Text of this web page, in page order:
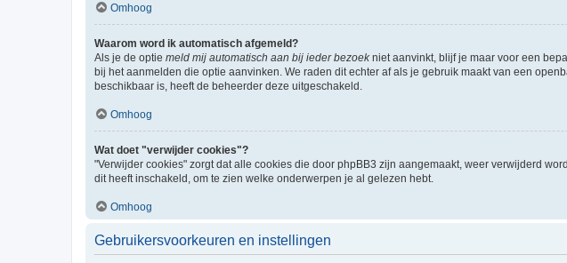
Omhoog
Waarom word ik automatisch afgemeld?
Als je de optie meld mij automatisch aan bij ieder bezoekniet aanvinkt, blijf je maar voor een
bij het aanmelden die optie aanvinken. We raden dit echter af als je gebruik maakt van een
beschikbaar is, heeft de beheerder deze uitgeschakeld.
Omhoog
Wat doet "verwijder cookies"?
"Verwijder cookies" zorgt dat alle cookies die door phpBB3 zijn aangemaakt, weer verwijderd
dit heeft inschakeld, om te zien welke onderwerpen je al gelezen hebt.
Omhoog
Gebruikersvoorkeuren en instellingen